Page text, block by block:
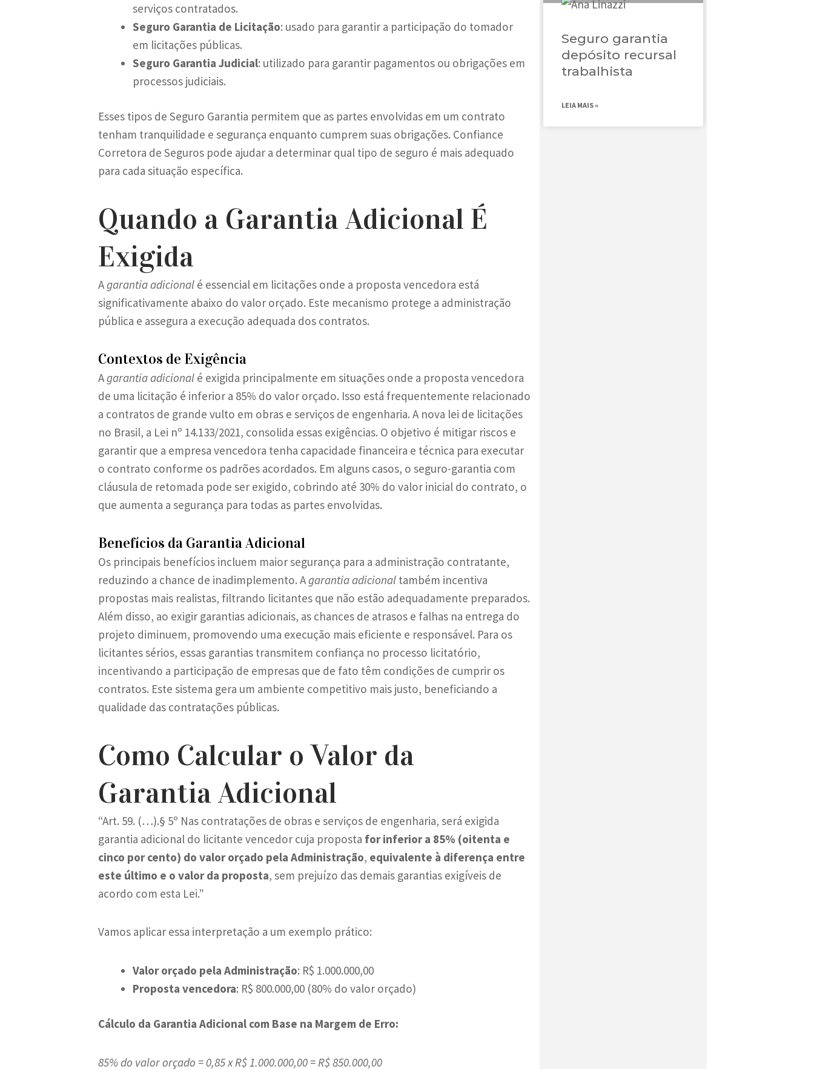
serviços contratados.
Seguro Garantia de Licitação: usado para garantir a participação do tomador
em licitações públicas.
Seguro Garantia Judicial: utilizado para garantir pagamentos ou obrigações em
processos judiciais.
Esses tipos de Seguro Garantia permitem que as partes envolvidas em um contrato
tenham tranquilidade e segurança enquanto cumprem suas obrigações. Confiance
Corretora de Seguros pode ajudar a determinar qual tipo de seguro é mais adequado
para cada situação específica.
Quando a Garantia Adicional É
Exigida
Agarantia adicionalé essencial em licitações onde a proposta vencedora está
significativamente abaixo do valor orçado. Este mecanismo protege a administração
pública e assegura a execução adequada dos contratos.
Contextos de Exigência
Agarantia adicionalé exigida principalmente em situações onde a proposta vencedora
de uma licitação é inferior a 85% do valor orçado. Isso está frequentemente relacionado
a contratos de grande vulto em obras e serviços de engenharia. A nova lei de licitações
no Brasil, a Lei nº 14.133/2021, consolida essas exigências. O objetivo é mitigar riscos e
garantir que a empresa vencedora tenha capacidade financeira e técnica para executar
o contrato conforme os padrões acordados. Em alguns casos, o seguro-garantia com
cláusula de retomada pode ser exigido, cobrindo até 30% do valor inicial do contrato, o
que aumenta a segurança para todas as partes envolvidas.
Benefícios da Garantia Adicional
Os principais benefícios incluem maior segurança para a administração contratante,
reduzindo a chance de inadimplemento. Agarantia adicionaltambém incentiva
propostas mais realistas, filtrando licitantes que não estão adequadamente preparados.
Além disso, ao exigir garantias adicionais, as chances de atrasos e falhas na entrega do
projeto diminuem, promovendo uma execução mais eficiente e responsável. Para os
licitantes sérios, essas garantias transmitem confiança no processo licitatório,
incentivando a participação de empresas que de fato têm condições de cumprir os
contratos. Este sistema gera um ambiente competitivo mais justo, beneficiando a
qualidade das contratações públicas.
Como Calcular o Valor da
Garantia Adicional
“Art. 59. (…).§ 5º Nas contratações de obras e serviços de engenharia, será exigida
garantia adicional do licitante vencedor cuja proposta for inferior a 85% (oitenta e
cinco por cento) do valor orçado pela Administração, equivalente à diferença entre
este último e o valor da proposta, sem prejuízo das demais garantias exigíveis de
acordo com esta Lei.”
Vamos aplicar essa interpretação a um exemplo prático:
Valor orçado pela Administração: R$ 1.000.000,00
Proposta vencedora: R$ 800.000,00 (80% do valor orçado)
Cálculo da Garantia Adicional com Base na Margem de Erro:
85% do valor orçado = 0,85 x R$ 1.000.000,00 = R$ 850.000,00
Seguro garantia
depósito recursal
trabalhista
LEIA MAIS »